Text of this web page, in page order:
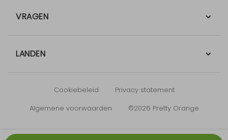
VRAGEN
LANDEN
Cookiebeleid
Privacy statement
Algemene voorwaarden
©2026 Pretty Orange